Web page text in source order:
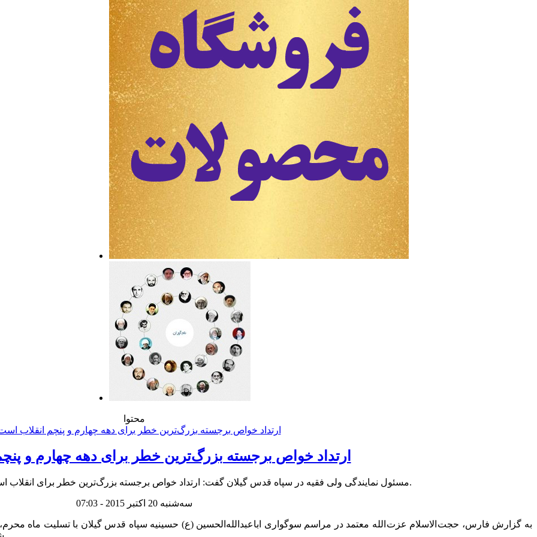
محتوا
ارتداد خواص برجسته بزرگ‌ترین خطر برای دهه چهارم و
مسئول نمایندگی ولی فقیه در سپاه قدس گیلان گفت: ارتداد خواص برجسته بزرگ‌ترین خطر برای انقلاب اسلامی در دهه های چهارم و پنجم است.
سه‌شنبه 20 اکتبر 2015 - 07:03
به گزارش فارس، حجت الاسلام عزت الله معتمد در مراسم سوگواری اباعبدالله‌الحسین (ع) حسینیه سپاه قدس گیلان با تسلیت ماه محرم،